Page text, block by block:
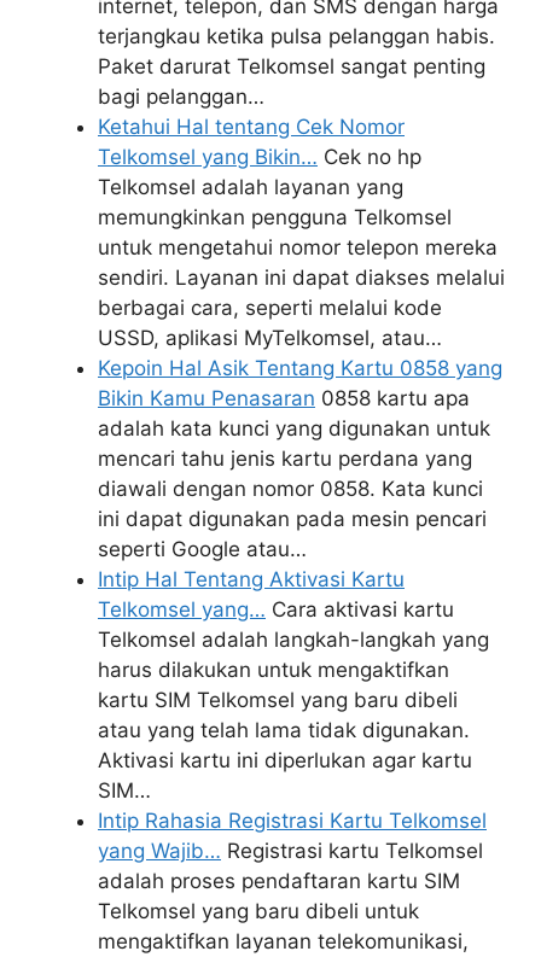
internet, telepon, dan SMS dengan harga
terjangkau ketika pulsa pelanggan habis.
Paket darurat Telkomsel sangat penting
bagi pelanggan…
Ketahui Hal tentang Cek Nomor
Telkomsel yang Bikin… Cek no hp
Telkomsel adalah layanan yang
memungkinkan pengguna Telkomsel
untuk mengetahui nomor telepon mereka
sendiri. Layanan ini dapat diakses melalui
berbagai cara, seperti melalui kode
USSD, aplikasi MyTelkomsel, atau…
Kepoin Hal Asik Tentang Kartu 0858 yang
Bikin Kamu Penasaran 0858 kartu apa
adalah kata kunci yang digunakan untuk
mencari tahu jenis kartu perdana yang
diawali dengan nomor 0858. Kata kunci
ini dapat digunakan pada mesin pencari
seperti Google atau…
Intip Hal Tentang Aktivasi Kartu
Telkomsel yang… Cara aktivasi kartu
Telkomsel adalah langkah-langkah yang
harus dilakukan untuk mengaktifkan
kartu SIM Telkomsel yang baru dibeli
atau yang telah lama tidak digunakan.
Aktivasi kartu ini diperlukan agar kartu
SIM…
Intip Rahasia Registrasi Kartu Telkomsel
yang Wajib… Registrasi kartu Telkomsel
adalah proses pendaftaran kartu SIM
Telkomsel yang baru dibeli untuk
mengaktifkan layanan telekomunikasi,